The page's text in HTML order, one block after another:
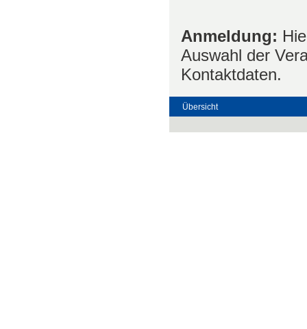
Anmeldung:
Auswahl der
Kontaktdaten.
Übersicht